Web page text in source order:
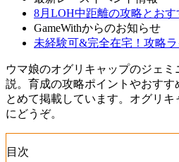
8月LOH中距離の攻略とおす
GameWithからのお知らせ
未経験可&完全在宅！攻略ラ
ウマ娘のオグリキャップのジェ
説。育成の攻略ポイントやおすす
とめて掲載しています。オグリ
にどうぞ。
目次